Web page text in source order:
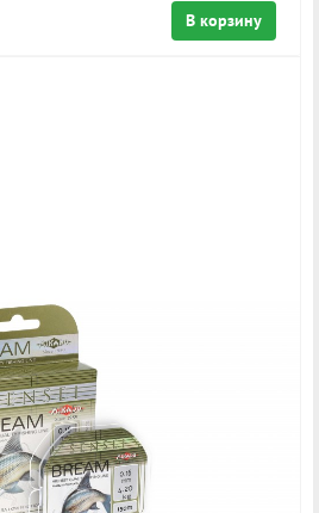
В корзину